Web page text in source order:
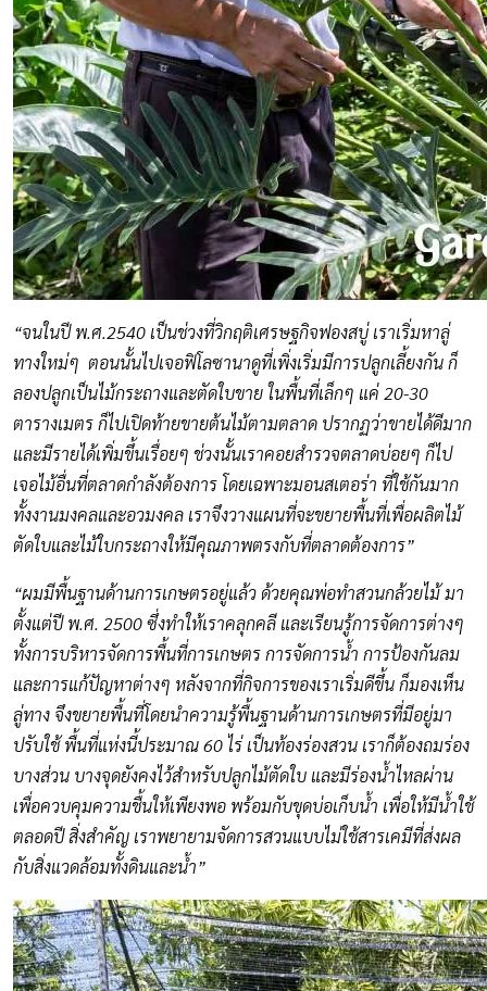
“จนในปี พ.ศ.2540 เป็นช่วงที่วิกฤติเศรษฐกิจฟองสบู่ เราเริ่มหาลู่
ทางใหม่ๆ ตอนนั้นไปเจอฟิโลซานาดูที่เพิ่งเริ่มมีการปลูกเลี้ยงกัน ก็
ลองปลูกเป็นไม้กระถางและตัดใบขาย ในพื้นที่เล็กๆ แค่ 20-30
ตารางเมตร ก็ไปเปิดท้ายขายต้นไม้ตามตลาด ปรากฏว่าขายได้ดีมาก
และมีรายได้เพิ่มขึ้นเรื่อยๆ ช่วงนั้นเราคอยสำรวจตลาดบ่อยๆ ก็ไป
เจอไม้อื่นที่ตลาดกำลังต้องการ โดยเฉพาะมอนสเตอร่า ที่ใช้กันมาก
ทั้งงานมงคลและอวมงคล เราจึงวางแผนที่จะขยายพื้นที่เพื่อผลิตไม้
ตัดใบและไม้ใบกระถางให้มีคุณภาพตรงกับที่ตลาดต้องการ”
“ผมมีพื้นฐานด้านการเกษตรอยู่แล้ว ด้วยคุณพ่อทำสวนกล้วยไม้ มา
ตั้งแต่ปี พ.ศ. 2500 ซึ่งทำให้เราคลุกคลี และเรียนรู้การจัดการต่างๆ
ทั้งการบริหารจัดการพื้นที่การเกษตร การจัดการน้ำ การป้องกันลม
และการแก้ปัญหาต่างๆ หลังจากที่กิจการของเราเริ่มดีขึ้น ก็มองเห็น
ลู่ทาง จึงขยายพื้นที่โดยนำความรู้พื้นฐานด้านการเกษตรที่มีอยู่มา
ปรับใช้ พื้นที่แห่งนี้ประมาณ 60 ไร่ เป็นท้องร่องสวน เราก็ต้องถมร่อง
บางส่วน บางจุดยังคงไว้สำหรับปลูกไม้ตัดใบ และมีร่องน้ำไหลผ่าน
เพื่อควบคุมความชื้นให้เพียงพอ พร้อมกับขุดบ่อเก็บน้ำ เพื่อให้มีน้ำใช้
ตลอดปี สิ่งสำคัญ เราพยายามจัดการสวนแบบไม่ใช้สารเคมีที่ส่งผล
กับสิ่งแวดล้อมทั้งดินและน้ำ”